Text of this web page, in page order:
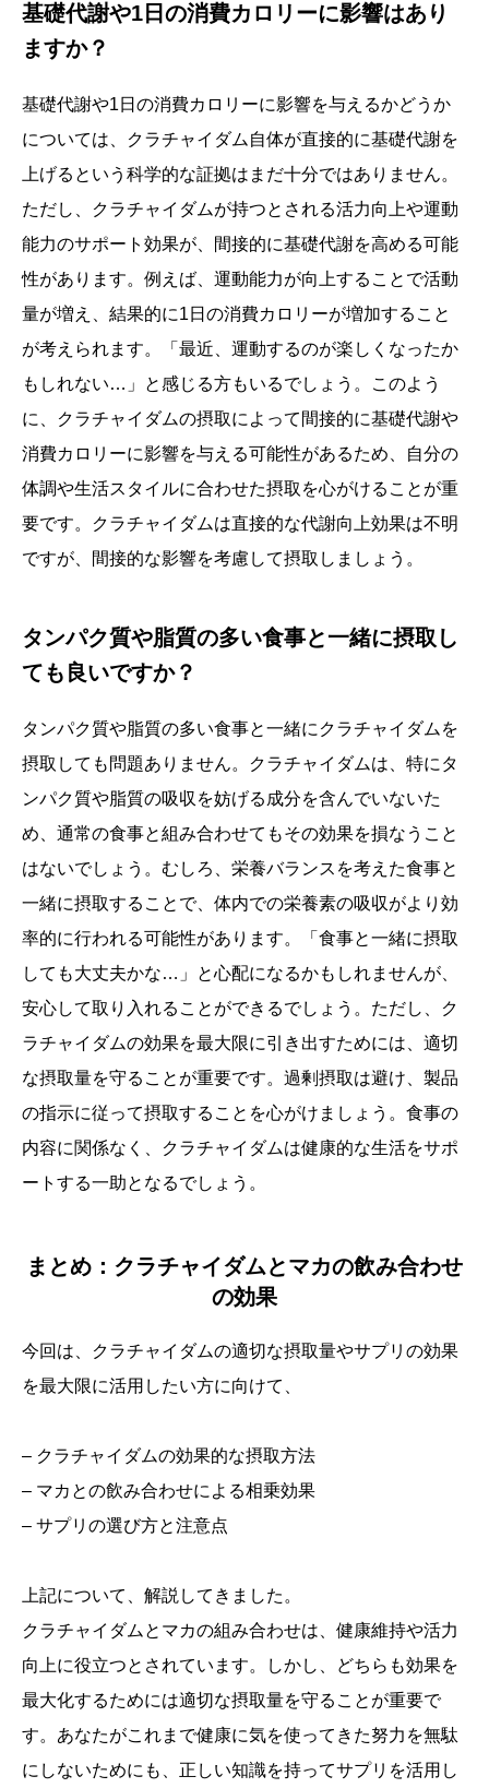
基礎代謝や1日の消費カロリーに影響はあり
ますか？
基礎代謝や1日の消費カロリーに影響を与えるかどうか
については、クラチャイダム自体が直接的に基礎代謝を
上げるという科学的な証拠はまだ十分ではありません。
ただし、クラチャイダムが持つとされる活力向上や運動
能力のサポート効果が、間接的に基礎代謝を高める可能
性があります。例えば、運動能力が向上することで活動
量が増え、結果的に1日の消費カロリーが増加すること
が考えられます。「最近、運動するのが楽しくなったか
もしれない…」と感じる方もいるでしょう。このよう
に、クラチャイダムの摂取によって間接的に基礎代謝や
消費カロリーに影響を与える可能性があるため、自分の
体調や生活スタイルに合わせた摂取を心がけることが重
要です。クラチャイダムは直接的な代謝向上効果は不明
ですが、間接的な影響を考慮して摂取しましょう。
タンパク質や脂質の多い食事と一緒に摂取し
ても良いですか？
タンパク質や脂質の多い食事と一緒にクラチャイダムを
摂取しても問題ありません。クラチャイダムは、特にタ
ンパク質や脂質の吸収を妨げる成分を含んでいないた
め、通常の食事と組み合わせてもその効果を損なうこと
はないでしょう。むしろ、栄養バランスを考えた食事と
一緒に摂取することで、体内での栄養素の吸収がより効
率的に行われる可能性があります。「食事と一緒に摂取
しても大丈夫かな…」と心配になるかもしれませんが、
安心して取り入れることができるでしょう。ただし、ク
ラチャイダムの効果を最大限に引き出すためには、適切
な摂取量を守ることが重要です。過剰摂取は避け、製品
の指示に従って摂取することを心がけましょう。食事の
内容に関係なく、クラチャイダムは健康的な生活をサポ
ートする一助となるでしょう。
まとめ：クラチャイダムとマカの飲み合わせ
の効果
今回は、クラチャイダムの適切な摂取量やサプリの効果
を最大限に活用したい方に向けて、
– クラチャイダムの効果的な摂取方法
– マカとの飲み合わせによる相乗効果
– サプリの選び方と注意点
上記について、解説してきました。
クラチャイダムとマカの組み合わせは、健康維持や活力
向上に役立つとされています。しかし、どちらも効果を
最大化するためには適切な摂取量を守ることが重要で
す。あなたがこれまで健康に気を使ってきた努力を無駄
にしないためにも、正しい知識を持ってサプリを活用し